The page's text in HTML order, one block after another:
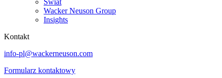
Świat
Wacker Neuson Group
Insights
Kontakt
info-pl@wackerneuson.com
Formularz kontaktowy